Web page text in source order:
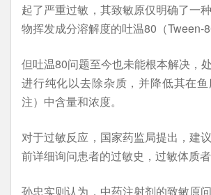
起了严重过敏，其致敏原仅明确了一
物挥发成分溶解度的吐温80（Tween-
但吐温80问题至今也未能根本解决，
进行纯化以去除杂质，并降低其在
注）中含量和浓度。
对于过敏反应，国家药监局提出，建
前详细询问患者的过敏史，过敏体质者
孙忠实则认为，中药注射剂的致敏原